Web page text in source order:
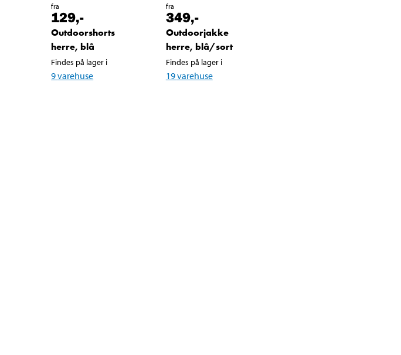
fra
129,-
Outdoorshorts
herre, blå
Findes på lager i
9varehuse
fra
349,-
Outdoorjakke
herre, blå/sort
Findes på lager i
19varehuse